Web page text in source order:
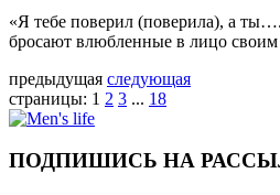
«Я тебе поверил (поверила), а
бросают влюбленные в лицо
предыдущая следующая
страницы: 1 2 3 ... 18
ПОДПИШИСЬ НА